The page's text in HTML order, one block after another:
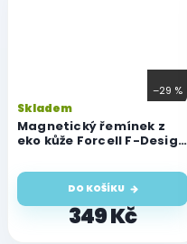
–29 %
Magnetický řemínek z
eko kůže Forcell F-Design
/ 44 / 45 /46 / 49 mm,
hnědý
Skladem
349 Kč
DO KOŠÍKU